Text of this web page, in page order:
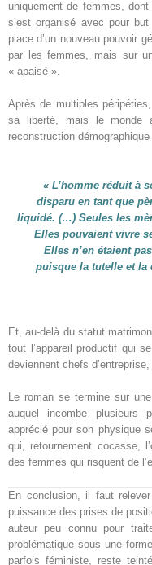
uniquement de femmes,
s’est organisé avec pour
place d’un nouveau pouvoir
par les femmes, mais sur
« apaisé ».
Après de multiples
sa liberté, mais le monde
reconstruction démographique
« L’homme réduit à
disparu en tant que
liquidé. (…) Seules les
Elles pouvaient vivre
Elles n’en étaient
puisque la tutelle et la
Et, au-delà du statut
tout l’appareil productif qui
deviennent chefs
Le roman se termine sur
auquel incombe plusieurs
apprécié pour son physique
qui, retournement cocasse,
des femmes qui risquent de
En conclusion, il faut
puissance des prises de
auteur peu connu pour
problématique sous une
parfois féministe, reste